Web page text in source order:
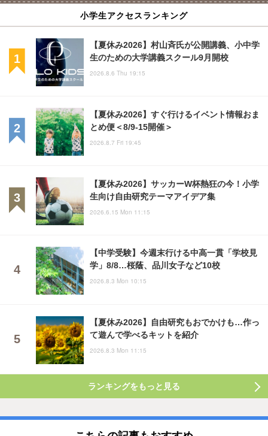
小学生アクセスランキング
【夏休み2026】村山斉氏が公開講義、小中学
生のための大学講義スクール9月開校
2026.8.6 Thu 19:15
【夏休み2026】すぐ行けるイベント情報おま
とめ便＜8/9-15開催＞
2026.8.7 Fri 19:45
【夏休み2026】サッカーW杯熱狂の今！小学
生向け自由研究テーマアイデア集
2026.6.15 Mon 11:15
【中学受験】今週末行ける中高一貫「学校見
学」8/8…桜蔭、品川女子など10校
2026.8.3 Mon 10:15
【夏休み2026】自由研究もおでかけも…作っ
て遊んで学べるキットを紹介
2026.8.3 Mon 11:15
ランキングをもっと見る